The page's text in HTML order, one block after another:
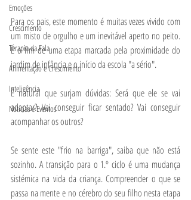
Emoções
Crescimento
Terapia da Fala
Alimentação e Crescimento
Inteligência
Notícias e Eventos
Para os pais, este momento é muitas vezes vivido com
um misto de orgulho e um inevitável aperto no peito.
É o fim de uma etapa marcada pela proximidade do
jardim de infância e o início da escola "a sério".
É natural que surjam dúvidas: Será que ele se vai
adaptar? Vai conseguir ficar sentado? Vai conseguir
acompanhar os outros?
Se sente este "frio na barriga", saiba que não está
sozinho. A transição para o 1.º ciclo é uma mudança
sistémica na vida da criança. Compreender o que se
passa na mente e no cérebro do seu filho nesta etapa